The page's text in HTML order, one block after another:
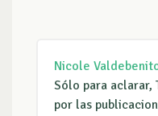
Nicole
Sólo para aclarar,
por las